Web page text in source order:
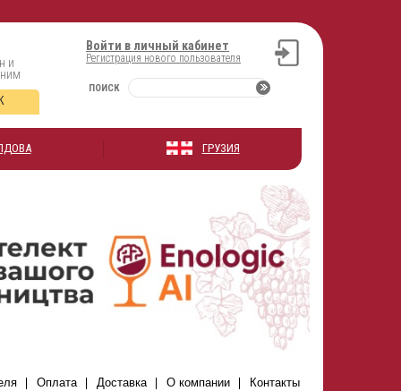
Войти в личный кабинет
Регистрация нового пользователя
ПОИСК
и
ГРУЗИЯ
Оплата Доставка О компании Контакты